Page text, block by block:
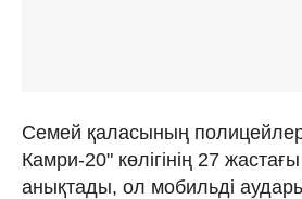
Семей қаласының
Камри-20" көлігінің 27 жастағы
анықтады, ол мобильді